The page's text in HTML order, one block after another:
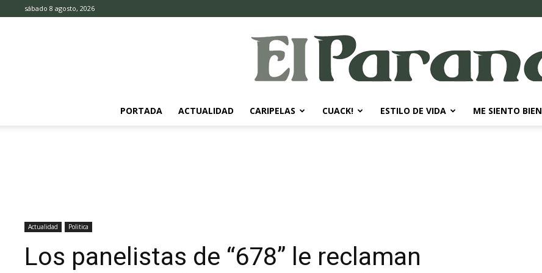
sábado 8 agosto, 2026
PORTADA ACTUALIDAD CARIPELAS CUACK! ESTILO DE VIDA ME SIENTO BIEN
Actualidad Politica
Los panelistas de “678” le reclaman